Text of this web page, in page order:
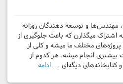
مهندس‌ها و توسعه دهندگان روزانه
اشتراک میگذارن که باعث جلوگیری از
مختلف ما میشه و کلی از
بیشتری انجام میشه. هر کدوم از
کتابخانه‌های دیگه‌ای … ادامه